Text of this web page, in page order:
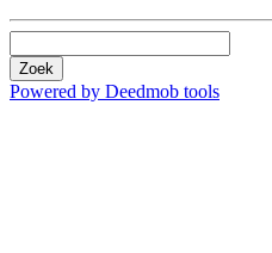
Zoek
Powered by Deedmob tools